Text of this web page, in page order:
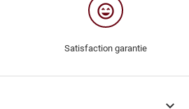
sentiment_very_satisfied
Satisfaction garantie